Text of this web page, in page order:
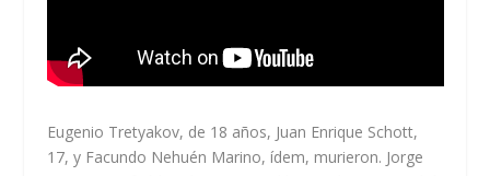
Eugenio Tretyakov, de 18 años, Juan Enrique Schott,
17, y Facundo Nehuén Marino, ídem, murieron. Jorge